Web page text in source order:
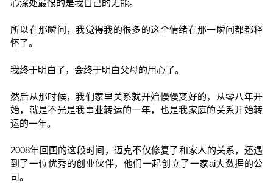
心深处最恨的是我自己的无能。
所以在那瞬间，我觉得我的很多的这个情绪在那一瞬间都都释
怀了。
我终于明白了，会终于明白父母的用心了。
然后从那时候，我们家里关系就开始慢慢变好的，从零八年开
始，就是不光是我事业转运的一年，也是我家庭的关系开始转
运的一年。
2008年回国的这段时间，迈克不仅修复了和家人的关系，还遇
到了一位优秀的创业伙伴，他们一起创立了一家ai大数据的公
司。